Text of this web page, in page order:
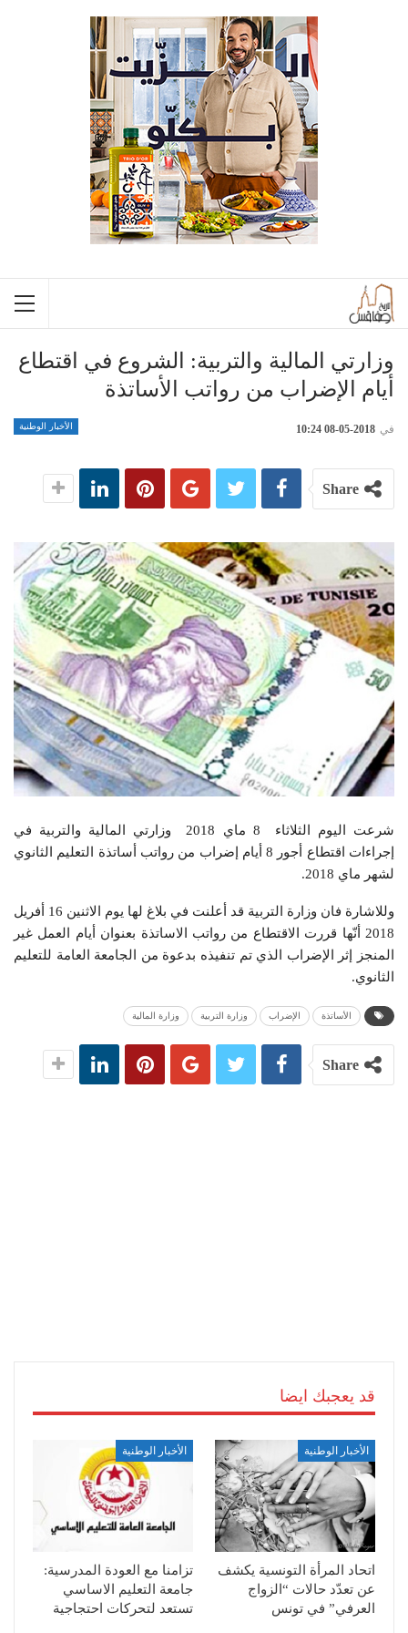
وزارتي المالية والتربية: الشروع في اقتطاع
أيام الإضراب من رواتب الأساتذة
الأخبار الوطنية في 2018-05-08 10:24
Share
شرعت اليوم الثلاثاء 8 ماي 2018 وزارتي المالية والتربية في
إجراءات اقتطاع أجور 8 أيام إضراب من رواتب أساتذة التعليم الثانوي
لشهر ماي 2018.
وللاشارة فان وزارة التربية قد أعلنت في بلاغ لها يوم الاثنين 16 أفريل
2018 أنّها قررت الاقتطاع من رواتب الاساتذة بعنوان أيام العمل غير
المنجز إثر الإضراب الذي تم تنفيذه بدعوة من الجامعة العامة للتعليم
الثانوي.
الأساتذة الإضراب وزارة التربية وزارة المالية
Share
قد يعجبك ايضا
الأخبار الوطنية
اتحاد المرأة التونسية يكشف
عن تعدّد حالات “الزواج
العرفي” في تونس
الأخبار الوطنية
تزامنا مع العودة المدرسية:
جامعة التعليم الاساسي
تستعد لتحركات احتجاجية